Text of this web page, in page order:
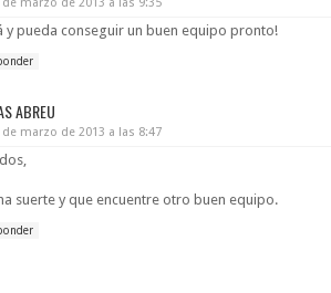
y pueda conseguir un buen equipo pronto!
ABREU
de marzo de 2013 a las 8:47
suerte y que encuentre otro buen equipo.